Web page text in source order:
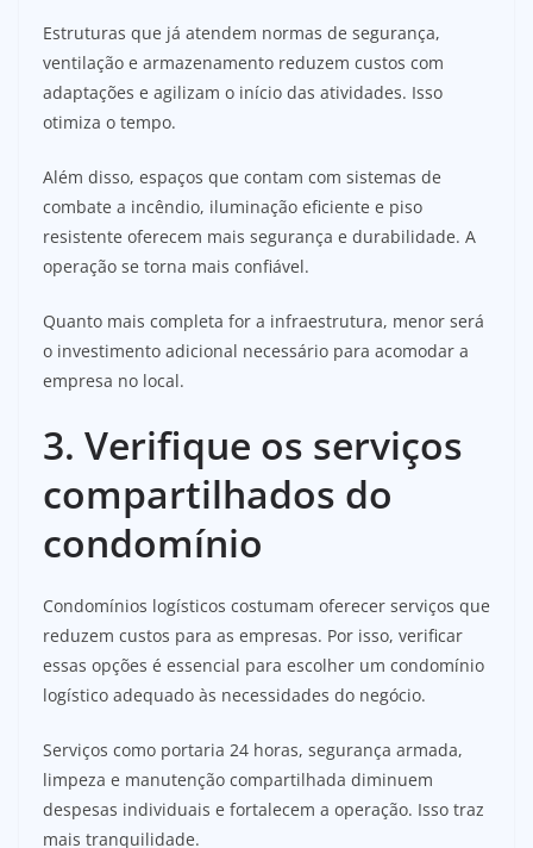
Estruturas que já atendem normas de segurança,
ventilação e armazenamento reduzem custos com
adaptações e agilizam o início das atividades. Isso
otimiza o tempo.
Além disso, espaços que contam com sistemas de
combate a incêndio, iluminação eficiente e piso
resistente oferecem mais segurança e durabilidade. A
operação se torna mais confiável.
Quanto mais completa for a infraestrutura, menor será
o investimento adicional necessário para acomodar a
empresa no local.
3. Verifique os serviços
compartilhados do
condomínio
Condomínios logísticos costumam oferecer serviços que
reduzem custos para as empresas. Por isso, verificar
essas opções é essencial para escolher um condomínio
logístico adequado às necessidades do negócio.
Serviços como portaria 24 horas, segurança armada,
limpeza e manutenção compartilhada diminuem
despesas individuais e fortalecem a operação. Isso traz
mais tranquilidade.